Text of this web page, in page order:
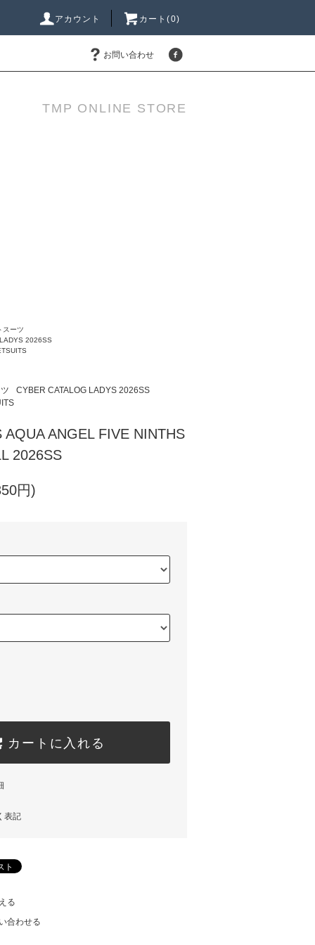
アカウント カート(0)
お問い合わせ
TMP ONLINE STORE
スーツ
2026SS
CYBER CATALOG LADYS 2026SS
AQUA ANGEL FIVE NINTHS
2026SS
円)
カートに入れる
表記
る
合わせる